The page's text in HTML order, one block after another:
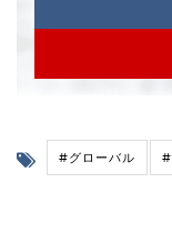
#グローバル #